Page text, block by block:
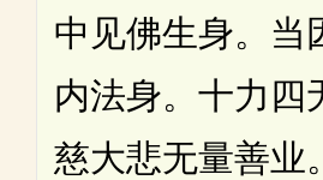
中见佛生身。当
内法身。十力四
慈大悲无量善业